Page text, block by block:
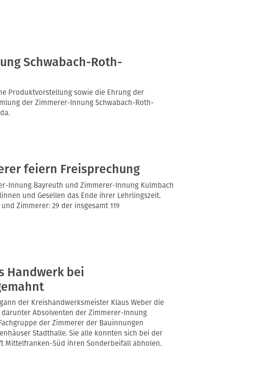
Schwabach-Roth-
Produktvorstellung sowie die Ehrung der
der Zimmerer-Innung Schwabach-Roth-
feiern Freisprechung
Innung Bayreuth und Zimmerer-Innung Kulmbach
und Gesellen das Ende ihrer Lehrlingszeit.
Zimmerer: 29 der insgesamt 119
Handwerk bei
der Kreishandwerksmeister Klaus Weber die
darunter Absolventen der Zimmerer-Innung
der Zimmerer der Bauinnungen
Stadthalle. Sie alle konnten sich bei der
Mittelfranken-Süd ihren Sonderbeifall abholen.